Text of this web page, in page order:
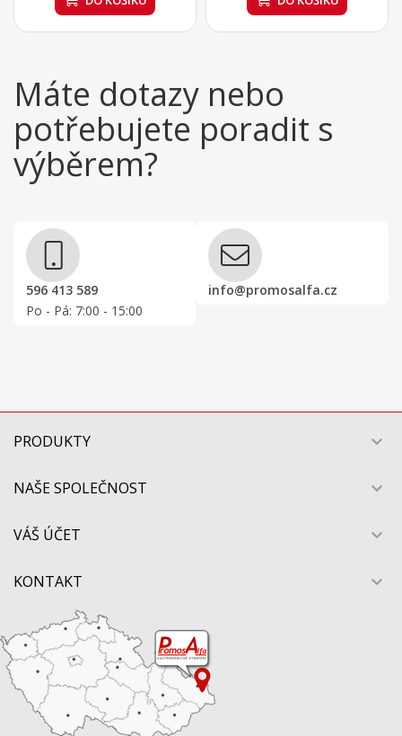
Máte dotazy nebo
potřebujete poradit s
výběrem?
596 413 589
Po - Pá: 7:00 - 15:00
info@promosalfa.cz
PRODUKTY 
NAŠE SPOLEČNOST 
VÁŠ ÚČET 
KONTAKT 